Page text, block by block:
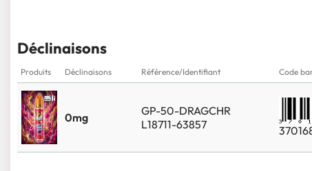
Déclinaisons
Produits Déclinaisons Référence/Identifiant Code
0mg
GP-50-DRAGCHR
L18711-63857